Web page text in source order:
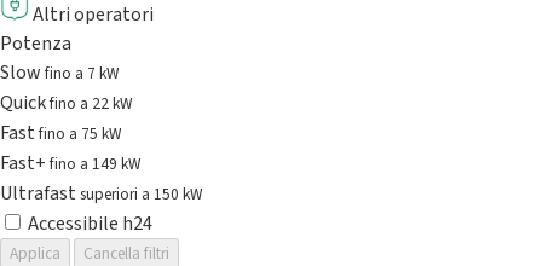
Altri operatori
Potenza
Slowfino a 7 kW
Quickfino a 22 kW
Fastfino a 75 kW
Fast+fino a 149 kW
Ultrafast superiori a 150 kW
Accessibile h24
Applica
Cancella filtri